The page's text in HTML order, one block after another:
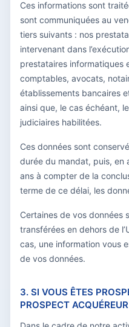
Ces informations sont
sont communiquées au
tiers suivants : nos
intervenant dans
prestataires informatiques
comptables, avocats,
établissements bancaires
ainsi que, le cas échéant,
judiciaires habilitées.
Ces données sont
durée du mandat, puis, en
ans à compter de la
terme de ce délai, les
Certaines de vos données
transférées en dehors de
cas, une information vous
de vos données.
3. SI VOUS ÊTES
PROSPECT ACQUÉREUR